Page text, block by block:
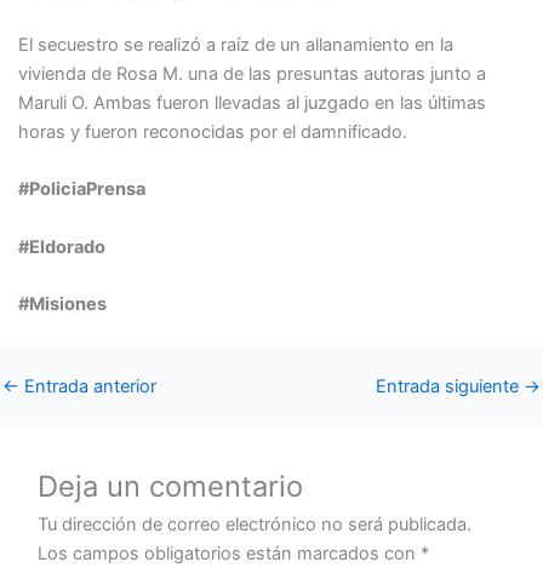
El secuestro se realizó a raíz de un allanamiento en la
vivienda de Rosa M. una de las presuntas autoras junto a
Maruli O. Ambas fueron llevadas al juzgado en las últimas
horas y fueron reconocidas por el damnificado.
#PoliciaPrensa
#Eldorado
#Misiones
← Entrada anterior Entrada siguiente →
Deja un comentario
Tu dirección de correo electrónico no será publicada.
Los campos obligatorios están marcados con *